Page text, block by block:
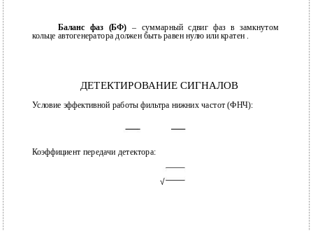
Баланс фаз (БФ) – суммарный сдвиг фаз в замкнутом
кольце автогенератора должен быть равен нулю или кратен .
ДЕТЕКТИРОВАНИЕ СИГНАЛОВ
Условие эффективной работы фильтра нижних частот (ФНЧ):
Коэффициент передачи детектора:
√